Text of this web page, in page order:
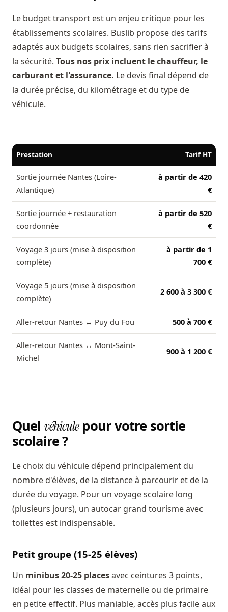
Le budget transport est un enjeu critique pour les
établissements scolaires. Buslib propose des tarifs
adaptés aux budgets scolaires, sans rien sacrifier à
la sécurité. Tous nos prix incluent le chauffeur, le
carburant et l'assurance. Le devis final dépend de
la durée précise, du kilométrage et du type de
véhicule.
Prestation Tarif HT
Sortie journée Nantes (Loire-
Atlantique)
à partir de 420
€
Sortie journée + restauration
coordonnée
à partir de 520
€
Voyage 3 jours (mise à disposition
complète)
à partir de 1
700 €
Voyage 5 jours (mise à disposition
complète)
2 600 à 3 300 €
Aller-retour Nantes ↔ Puy du Fou 500 à 700 €
Aller-retour Nantes ↔ Mont-Saint-
Michel
900 à 1 200 €
Quel véhiculepour votre sortie
scolaire ?
Le choix du véhicule dépend principalement du
nombre d'élèves, de la distance à parcourir et de la
durée du voyage. Pour un voyage scolaire long
(plusieurs jours), un autocar grand tourisme avec
toilettes est indispensable.
Petit groupe (15-25 élèves)
Un minibus 20-25 placesavec ceintures 3 points,
idéal pour les classes de maternelle ou de primaire
en petite effectif. Plus maniable, accès plus facile aux